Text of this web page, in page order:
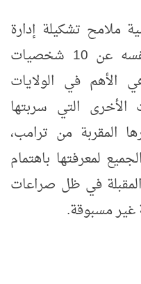
ملامح تشكيلة إدارة
ترامب تباعًا، حيث أعلن بنفسه عن 10 شخصيات
الأهم في الولايات
التي سربتها
المقربة من ترامب،
لمعرفتها باهتمام
في ظل صراعات
مسبوقة.